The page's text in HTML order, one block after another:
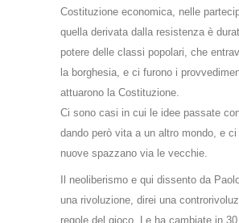
Costituzione economica, nelle
quella derivata dalla resistenza è
potere delle classi popolari, che
la borghesia, e ci furono i
attuarono la Costituzione.
Ci sono casi in cui le idee passate
dando però vita a un altro mondo, e
nuove spazzano via le vecchie.
Il neoliberismo e qui dissento da
una rivoluzione, direi una
regole del gioco. Le ha cambiate in